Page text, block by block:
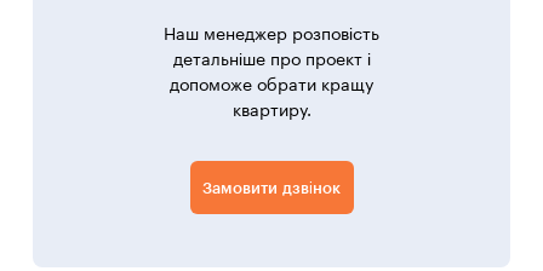
Наш менеджер розповість
детальніше про проект і
допоможе обрати кращу
квартиру.
Замовити дзвінок